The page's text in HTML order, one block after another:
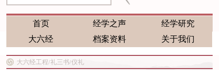
首页 经学之声
经学研究
大六经
档案资料 关于我们
大六经工程/礼三书/仪礼